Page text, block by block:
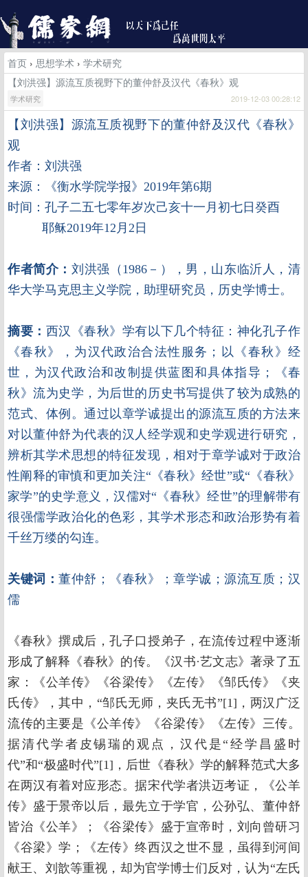
首页 › 思想学术 › 学术研究
【刘洪强】源流互质视野下的董仲舒及汉代《春秋》观
学术研究 2019-12-03 00:28:12
【刘洪强】源流互质视野下的董仲舒及汉代《春秋》
观
作者：刘洪强
来源：《衡水学院学报》2019年第6期
时间：孔子二五七零年岁次己亥十一月初七日癸酉
耶稣2019年12月2日
作者简介： 刘洪强（1986－），男，山东临沂人，清
华大学马克思主义学院，助理研究员，历史学博士。
摘要： 西汉《春秋》学有以下几个特征：神化孔子作
《春秋》，为汉代政治合法性服务；以《春秋》经
世，为汉代政治和改制提供蓝图和具体指导；《春
秋》流为史学，为后世的历史书写提供了较为成熟的
范式、体例。通过以章学诚提出的源流互质的方法来
对以董仲舒为代表的汉人经学观和史学观进行研究，
辨析其学术思想的特征发现，相对于章学诚对于政治
性阐释的审慎和更加关注“《春秋》经世”或“《春秋》
家学”的史学意义，汉儒对“《春秋》经世”的理解带有
很强儒学政治化的色彩，其学术形态和政治形势有着
千丝万缕的勾连。
关键词：董仲舒；《春秋》；章学诚；源流互质；汉
儒
《春秋》撰成后，孔子口授弟子，在流传过程中逐渐
形成了解释《春秋》的传。《汉书·艺文志》著录了五
家：《公羊传》《谷梁传》《左传》《邹氏传》《夹
氏传》，其中，“邹氏无师，夹氏无书”[1]，两汉广泛
流传的主要是《公羊传》《谷梁传》《左传》三传。
据清代学者皮锡瑞的观点，汉代是“经学昌盛时
代”和“极盛时代”[1]，后世《春秋》学的解释范式大多
在两汉有着对应形态。据宋代学者洪迈考证，《公羊
传》盛于景帝以后，最先立于学官，公孙弘、董仲舒
皆治《公羊》；《谷梁传》盛于宣帝时，刘向曾研习
《谷梁》学；《左传》终西汉之世不显，虽得到河间
献王、刘歆等重视，却为官学博士们反对，认为“左氏